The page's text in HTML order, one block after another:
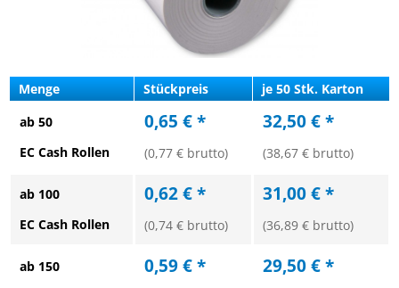
Menge Stückpreis
je 50 Stk. Karton
ab 50
EC Cash Rollen
0,65 € *
(0,77 € brutto)
32,50 € *
(38,67 € brutto)
ab 100
EC Cash Rollen
0,62 € *
(0,74 € brutto)
31,00 € *
(36,89 € brutto)
ab 150
0,59 € * 29,50 € *